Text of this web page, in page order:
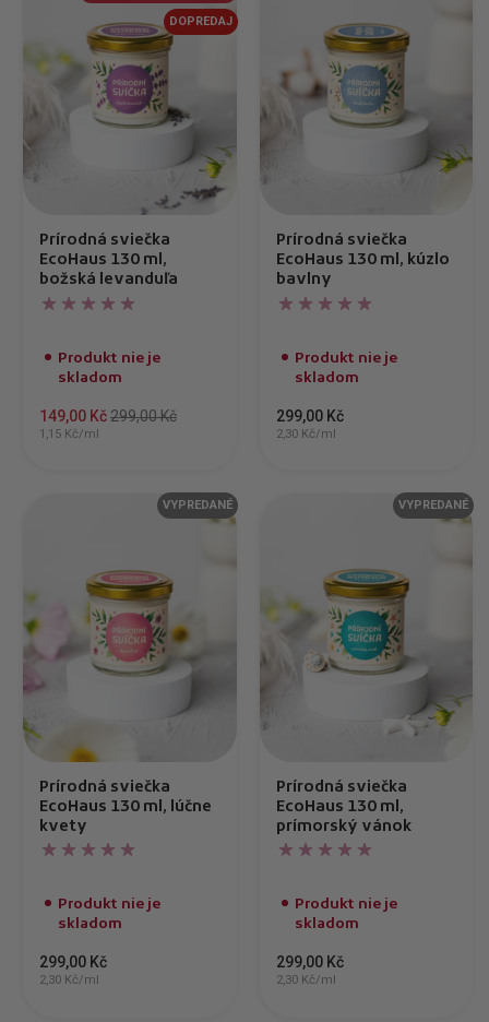
Prírodná sviečka
EcoHaus 130 ml,
božská levanduľa
Produkt nie je
skladom
149,00 Kč299,00 Kč
1,15 Kč/ml
DOPREDAJ
Prírodná sviečka
EcoHaus 130 ml, kúzlo
bavlny
Produkt nie je
skladom
299,00 Kč
2,30 Kč/ml
Prírodná sviečka
EcoHaus 130 ml, lúčne
kvety
Produkt nie je
skladom
299,00 Kč
2,30 Kč/ml
VYPREDANÉ
Prírodná sviečka
EcoHaus 130 ml,
prímorský vánok
Produkt nie je
skladom
299,00 Kč
2,30 Kč/ml
VYPREDANÉ